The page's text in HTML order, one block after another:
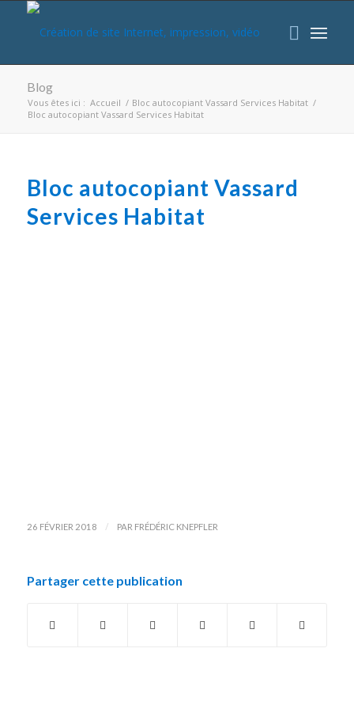
Blog
Vous êtes ici : Accueil / Bloc autocopiant Vassard Services Habitat /
Bloc autocopiant Vassard Services Habitat
Bloc autocopiant Vassard
Services Habitat
26 FÉVRIER 2018 / PAR FRÉDÉRIC KNEPFLER
Partager cette publication